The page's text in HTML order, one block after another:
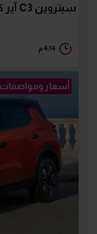
سيتروين C3 آير كروس بالسوق المصري
4:14 م
أسعار ومواصفات